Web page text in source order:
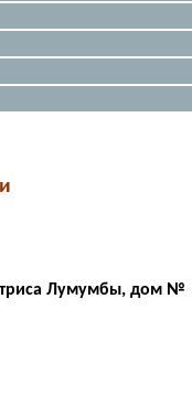
Лумумбы, дом №